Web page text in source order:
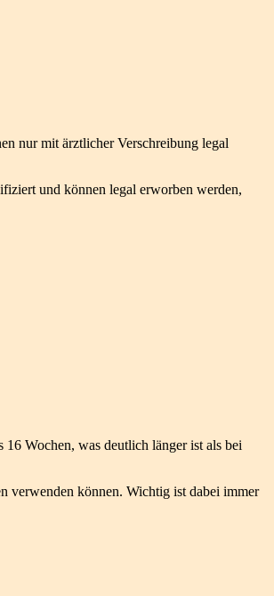
nur mit ärztlicher Verschreibung legal
und können legal erworben werden,
Wochen, was deutlich länger ist als bei
verwenden können. Wichtig ist dabei immer